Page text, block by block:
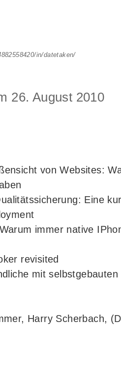
in/datetaken/
26. August 2010
von Websites:
Eine
immer native
revisited
mit selbstgebauten
Harry Scherbach,